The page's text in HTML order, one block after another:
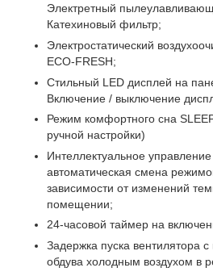
Электретный
Катехиновый фильтр;
Электростатический
ЕСО-FRESH;
Стильный LED дисплей на
Включение / выключение
Режим комфортного сна
ручной настройки)
Интеллектуальное
автоматическая смена
зависимости от изменений
помещении;
24-часовой таймер на
Задержка пуска вентилятора
обдува холодным воздухом в